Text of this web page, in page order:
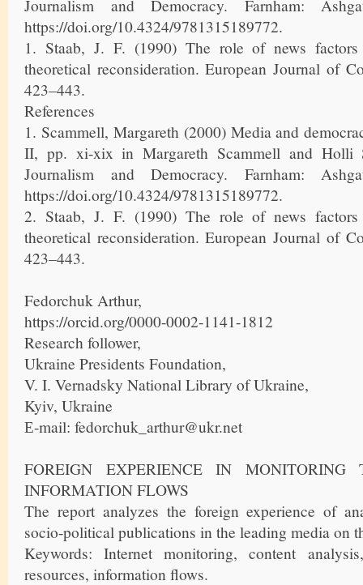
Journalism and Democracy. Farnham:
https://doi.org/10.4324/9781315189772.
1. Staab, J. F. (1990) The role of news
theoretical reconsideration. European Journal of
423–443.
References
1. Scammell, Margareth (2000) Media and
II, pp. xi-xix in Margareth Scammell and Holli
Journalism and Democracy. Farnham:
https://doi.org/10.4324/9781315189772.
2. Staab, J. F. (1990) The role of news
theoretical reconsideration. European Journal of
423–443.
Fedorchuk Arthur,
https://orcid.org/0000-0002-1141-1812
Research follower,
Ukraine Presidents Foundation,
V. I. Vernadsky National Library of Ukraine,
Kyiv, Ukraine
Е-mail: fedorchuk_arthur@ukr.net
FOREIGN EXPERIENCE IN MONITORING
INFORMATION FLOWS
The report analyzes the foreign experience of
socio-political publications in the leading media on
Keywords: Internet monitoring, content
resources, information flows.